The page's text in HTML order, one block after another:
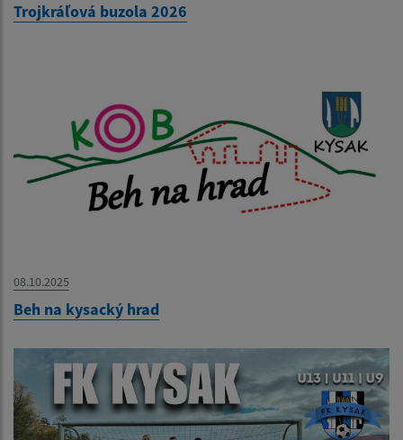
Trojkráľová buzola 2026
08.10.2025
Beh na kysacký hrad